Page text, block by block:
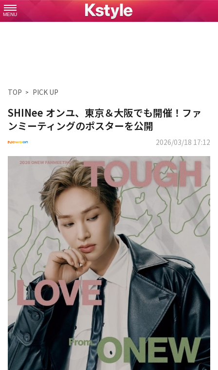
MENU
TOP PICK UP
SHINee オンユ、東京＆大阪でも開催！ファ
ンミーティングのポスターを公開
2026/03/18 17:12